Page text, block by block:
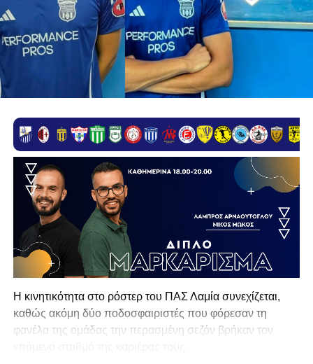
Η κινητικότητα στο ρόστερ του ΠΑΣ Λαμία συνεχίζεται,
καθώς ακόμη δύο ποδοσφαιριστές που φόρεσαν τη
φανέλα της ομάδας την περασμένη σεζόν βρήκαν τον